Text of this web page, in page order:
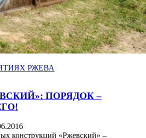
РЖЕВА
ПОРЯДОК –
конструкций «Ржевский» –